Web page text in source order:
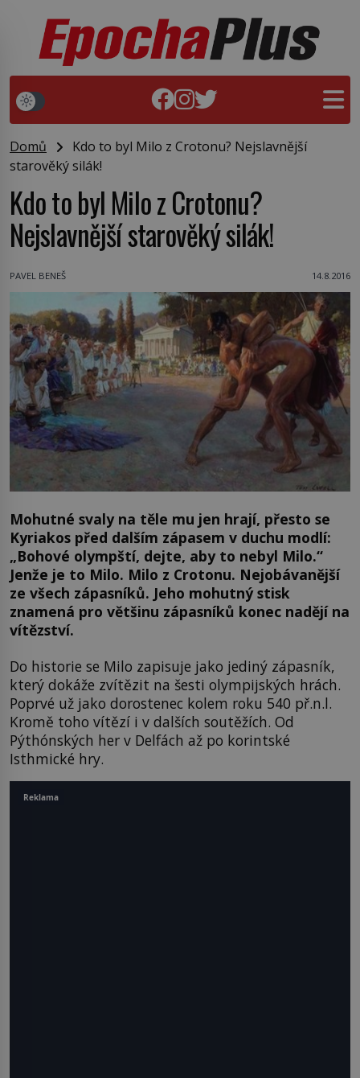
Domů
Kdo to byl Milo z Crotonu? Nejslavnější
starověký silák!
Kdo to byl Milo z Crotonu?
Nejslavnější starověký silák!
PAVEL BENEŠ 14.8.2016
Mohutné svaly na těle mu jen hrají, přesto se
Kyriakos před dalším zápasem v duchu modlí:
„Bohové olympští, dejte, aby to nebyl Milo.“
Jenže je to Milo. Milo z Crotonu. Nejobávanější
ze všech zápasníků. Jeho mohutný stisk
znamená pro většinu zápasníků konec nadějí na
vítězství.
Do historie se Milo zapisuje jako jediný zápasník,
který dokáže zvítězit na šesti olympijských hrách.
Poprvé už jako dorostenec kolem roku 540 př.n.l.
Kromě toho vítězí i v dalších soutěžích. Od
Pýthónských her v Delfách až po korintské
Isthmické hry.
Reklama